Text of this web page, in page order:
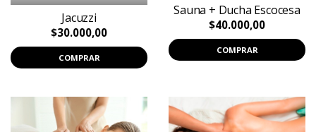
Jacuzzi
$30.000,00
COMPRAR
Sauna + Ducha Escocesa
$40.000,00
COMPRAR